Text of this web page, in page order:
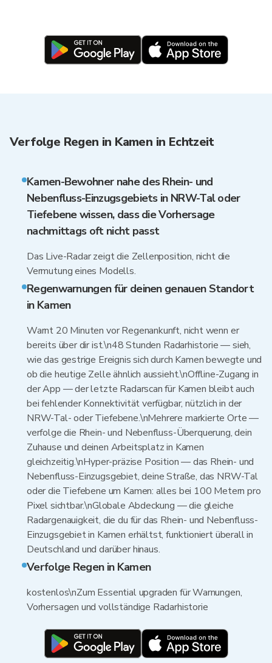
Verfolge Regen in Kamen in Echtzeit
Kamen-Bewohner nahe des Rhein- und
Nebenfluss-Einzugsgebiets in NRW-Tal oder
Tiefebene wissen, dass die Vorhersage
nachmittags oft nicht passt
Das Live-Radar zeigt die Zellenposition, nicht die
Vermutung eines Modells.
Regenwarnungen für deinen genauen Standort
in Kamen
Warnt 20 Minuten vor Regenankunft, nicht wenn er
bereits über dir ist.\n48 Stunden Radarhistorie — sieh,
wie das gestrige Ereignis sich durch Kamen bewegte und
ob die heutige Zelle ähnlich aussieht.\nOffline-Zugang in
der App — der letzte Radarscan für Kamen bleibt auch
bei fehlender Konnektivität verfügbar, nützlich in der
NRW-Tal- oder Tiefebene.\nMehrere markierte Orte —
verfolge die Rhein- und Nebenfluss-Überquerung, dein
Zuhause und deinen Arbeitsplatz in Kamen
gleichzeitig.\nHyper-präzise Position — das Rhein- und
Nebenfluss-Einzugsgebiet, deine Straße, das NRW-Tal
oder die Tiefebene um Kamen: alles bei 100 Metern pro
Pixel sichtbar.\nGlobale Abdeckung — die gleiche
Radargenauigkeit, die du für das Rhein- und Nebenfluss-
Einzugsgebiet in Kamen erhältst, funktioniert überall in
Deutschland und darüber hinaus.
Verfolge Regen in Kamen
kostenlos\nZum Essential upgraden für Warnungen,
Vorhersagen und vollständige Radarhistorie